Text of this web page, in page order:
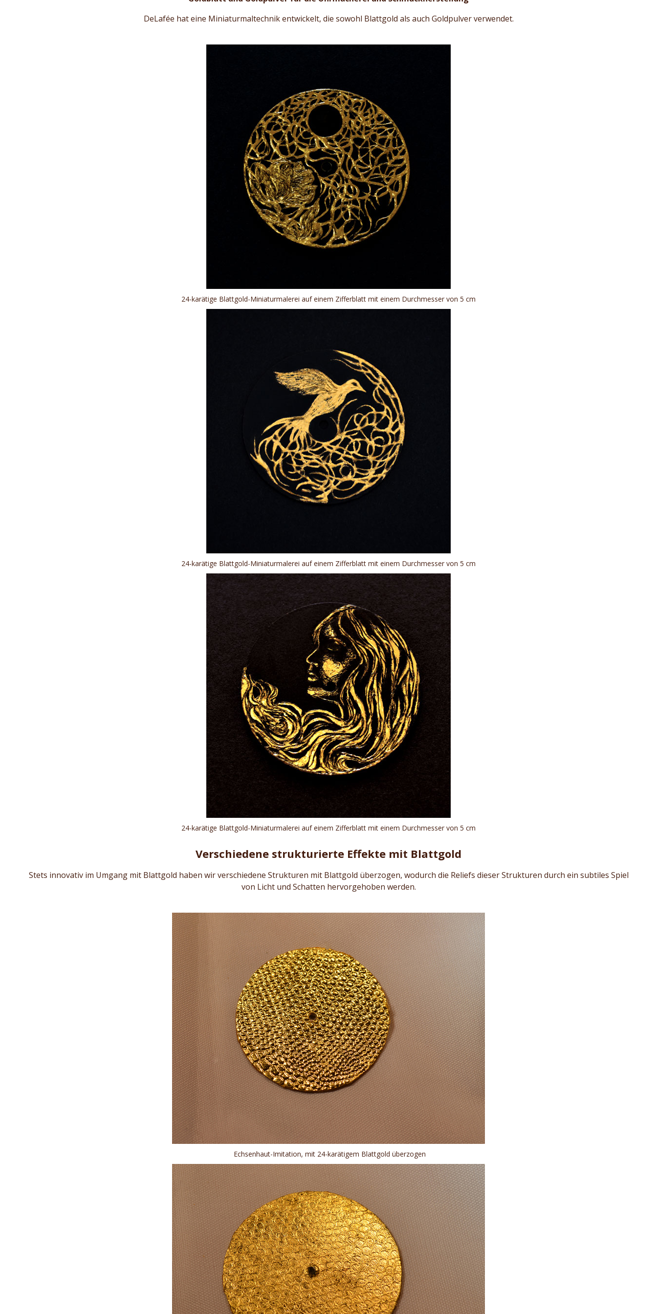
DeLafée hat eine Miniaturmaltechnik entwickelt, die sowohl Blattgold als auch Goldpulver verwendet.
24-karätige Blattgold-Miniaturmalerei auf einem Zifferblatt mit einem Durchmesser von 5 cm
24-karätige Blattgold-Miniaturmalerei auf einem Zifferblatt mit einem Durchmesser von 5 cm
24-karätige Blattgold-Miniaturmalerei auf einem Zifferblatt mit einem Durchmesser von 5 cm
Verschiedene strukturierte Effekte mit Blattgold
Stets innovativ im Umgang mit Blattgold haben wir verschiedene Strukturen mit Blattgold überzogen, wodurch die Reliefs dieser Strukturen durch ein subtiles Spiel
von Licht und Schatten hervorgehoben werden.
Echsenhaut-Imitation, mit 24-karätigem Blattgold überzogen